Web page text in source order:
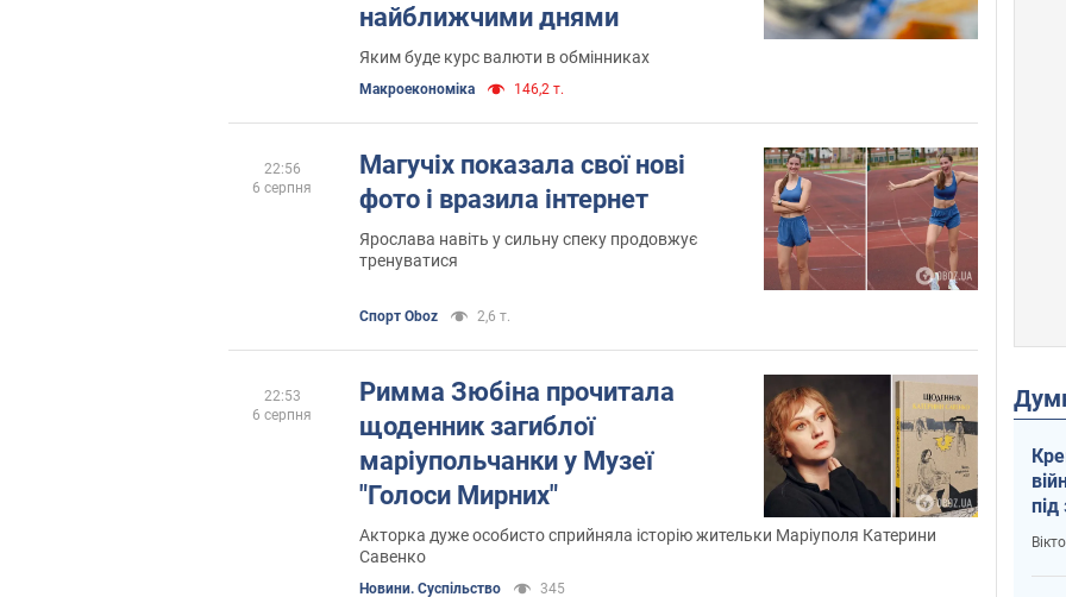
найближчими днями
Яким буде курс валюти в обмінниках
Mакроекономіка 146,2 т.
Магучіх показала свої нові
фото і вразила інтернет
Ярослава навіть у сильну спеку продовжує
тренуватися
Спорт Oboz 2,6 т.
22:56
6 серпня
Римма Зюбіна прочитала
щоденник загиблої
маріупольчанки у Музеї
"Голоси Мирних"
Акторка дуже особисто сприйняла історію жительки Маріуполя Катерини
Савенко
Новини. Суспільство 345
22:53
6 серпня